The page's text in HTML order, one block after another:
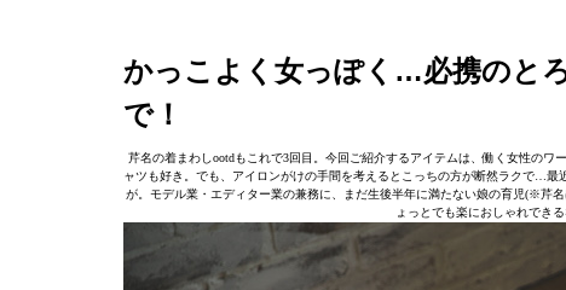
かっこよく女っぽく…必携のと
で！
芹名の着まわしootdもこれで3回目。今回ご紹介するアイテムは、働く女性の
ャツも好き。でも、アイロンがけの手間を考えるとこっちの方が断然ラクで…
が。モデル業・エディター業の兼務に、まだ生後半年に満たない娘の育児(※芹
ょっとでも楽におしゃれでき